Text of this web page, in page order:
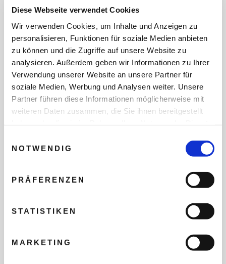
Diese Webseite verwendet Cookies
Wir verwenden Cookies, um Inhalte und Anzeigen zu
personalisieren, Funktionen für soziale Medien anbieten
zu können und die Zugriffe auf unsere Website zu
analysieren. Außerdem geben wir Informationen zu Ihrer
Verwendung unserer Website an unsere Partner für
soziale Medien, Werbung und Analysen weiter. Unsere
Partner führen diese Informationen möglicherweise mit
weiteren Daten zusammen, die Sie ihnen bereitgestellt
NOTWENDIG
PRÄFERENZEN
STATISTIKEN
MARKETING
Al Maha Desert Resort & Spa
Versteckt im Herzen des Dubai Desert Conservation Reserve,
sandfarbenen Ebenen, durch die Oryx-Antilopen und